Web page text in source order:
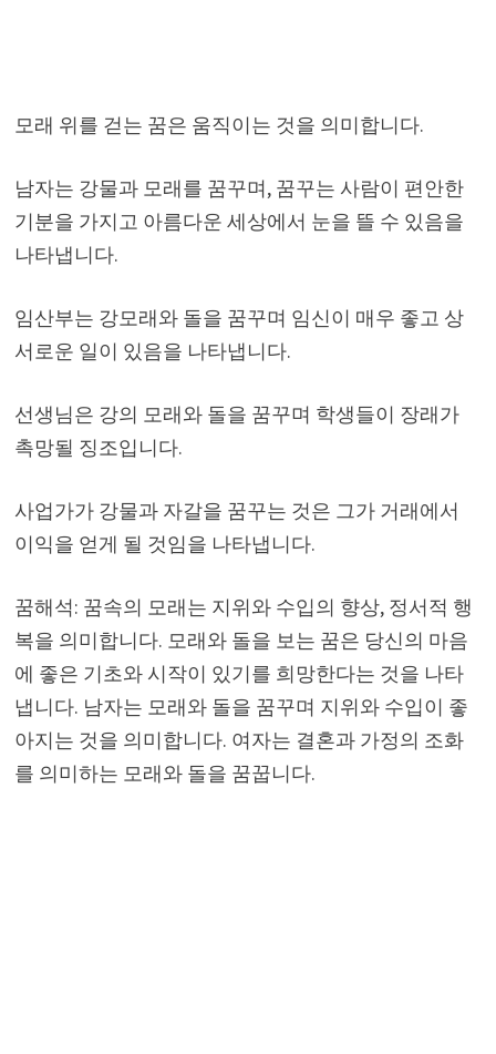
모래 위를 걷는 꿈은 움직이는 것을 의미합니다.
남자는 강물과 모래를 꿈꾸며, 꿈꾸는 사람이 편안한
기분을 가지고 아름다운 세상에서 눈을 뜰 수 있음을
나타냅니다.
임산부는 강모래와 돌을 꿈꾸며 임신이 매우 좋고 상
서로운 일이 있음을 나타냅니다.
선생님은 강의 모래와 돌을 꿈꾸며 학생들이 장래가
촉망될 징조입니다.
사업가가 강물과 자갈을 꿈꾸는 것은 그가 거래에서
이익을 얻게 될 것임을 나타냅니다.
꿈해석: 꿈속의 모래는 지위와 수입의 향상, 정서적 행
복을 의미합니다. 모래와 돌을 보는 꿈은 당신의 마음
에 좋은 기초와 시작이 있기를 희망한다는 것을 나타
냅니다. 남자는 모래와 돌을 꿈꾸며 지위와 수입이 좋
아지는 것을 의미합니다. 여자는 결혼과 가정의 조화
를 의미하는 모래와 돌을 꿈꿉니다.